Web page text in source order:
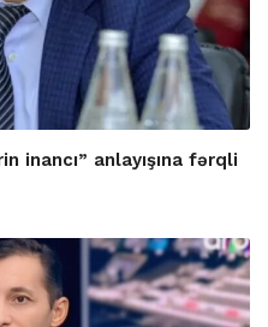
inancı” anlayışına fərqli